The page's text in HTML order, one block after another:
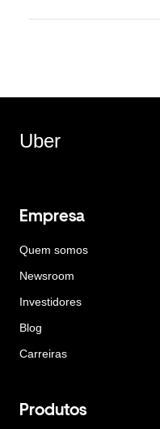
Uber
Empresa
Quem somos
Newsroom
Investidores
Blog
Carreiras
Produtos